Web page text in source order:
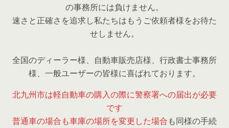
の事務所には負けません。
速さと正確さを追求し私たちはもうご依頼者様をお待た
せしません。
全国のディーラー様、自動車販売店様、行政書士事務所
様、一般ユーザーの皆様に喜ばれております。
北九州市は軽自動車の購入の際に警察署への届出が必要
です
普通車の場合も車庫の場所を変更した場合も同様の手続